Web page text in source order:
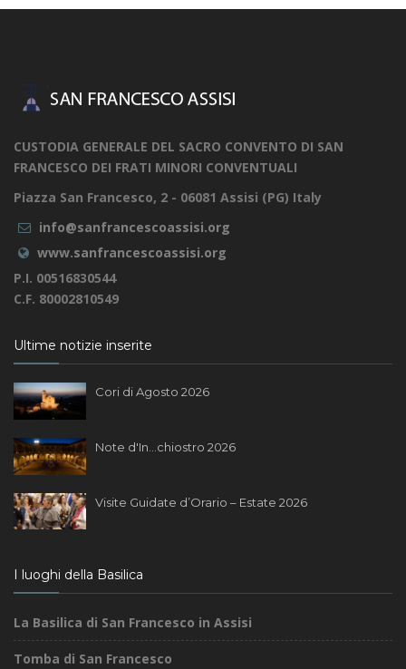
CUSTODIA GENERALE DEL SACRO CONVENTO DI SAN
FRANCESCO DEI FRATI MINORI CONVENTUALI
Piazza San Francesco, 2 - 06081 Assisi (PG) Italy
info@sanfrancescoassisi.org
www.sanfrancescoassisi.org
P.I. 00516830544
C.F. 80002810549
Ultime notizie inserite
Cori di Agosto 2026
Note d'In...chiostro 2026
Visite Guidate d’Orario – Estate 2026
I luoghi della Basilica
La Basilica di San Francesco in Assisi
Tomba di San Francesco